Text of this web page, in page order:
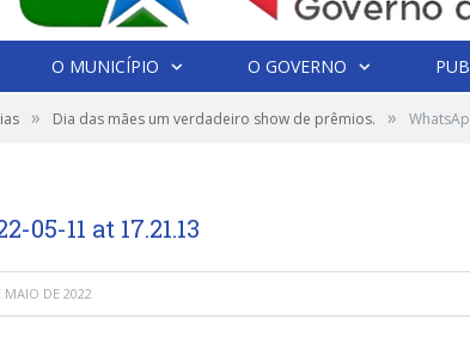
O MUNICÍPIO O GOVERNO
» Dia das mães um verdadeiro show de prêmios. »
05-11 at 17.21.13
MAIO DE 2022